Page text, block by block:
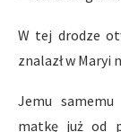
W tej drodze
znalazł w Maryi
Jemu
matkę już od